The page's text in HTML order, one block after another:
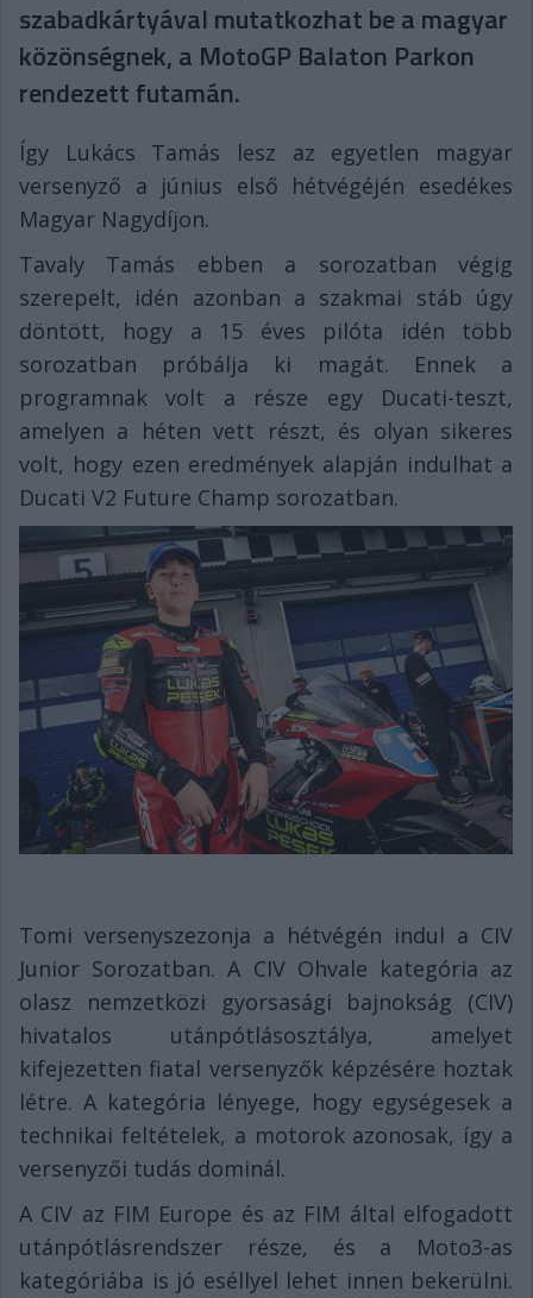
szabadkártyával mutatkozhat be a magyar
közönségnek, a MotoGP Balaton Parkon
rendezett futamán.
Így Lukács Tamás lesz az egyetlen magyar
versenyző a június első hétvégéjén esedékes
Magyar Nagydíjon.
Tavaly Tamás ebben a sorozatban végig
szerepelt, idén azonban a szakmai stáb úgy
döntött, hogy a 15 éves pilóta idén több
sorozatban próbálja ki magát. Ennek a
programnak volt a része egy Ducati-teszt,
amelyen a héten vett részt, és olyan sikeres
volt, hogy ezen eredmények alapján indulhat a
Ducati V2 Future Champ sorozatban.
Tomi versenyszezonja a hétvégén indul a CIV
Junior Sorozatban. A CIV Ohvale kategória az
olasz nemzetközi gyorsasági bajnokság (CIV)
hivatalos utánpótlásosztálya, amelyet
kifejezetten fiatal versenyzők képzésére hoztak
létre. A kategória lényege, hogy egységesek a
technikai feltételek, a motorok azonosak, így a
versenyzői tudás dominál.
A CIV az FIM Europe és az FIM által elfogadott
utánpótlásrendszer része, és a Moto3-as
kategóriába is jó eséllyel lehet innen bekerülni.